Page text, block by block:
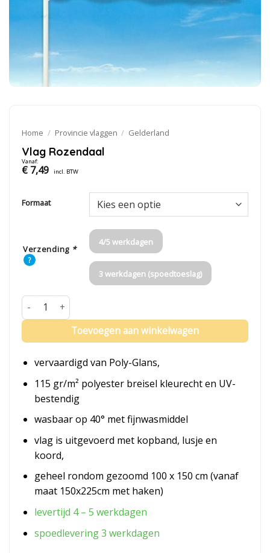
Home / Provincie vlaggen / Gelderland
Vlag Rozendaal
Vanaf:
€7,49 incl. BTW
Formaat
Verzending *
?
4/5 werkdagen
3 werkdagen (spoedtoeslag)
Vlag Rozendaal aantal
Toevoegen aan winkelwagen
vervaardigd van Poly-Glans,
115 gr/m² polyester breisel kleurecht en UV-
bestendig
wasbaar op 40° met fijnwasmiddel
vlag is uitgevoerd met kopband, lusje en
koord,
geheel rondom gezoomd 100 x 150 cm (vanaf
maat 150x225cm met haken)
levertijd 4 – 5 werkdagen
spoedlevering 3 werkdagen